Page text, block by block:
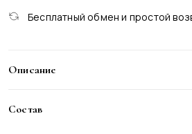
Бесплатный обмен и простой
Описание
твоей силы, загадочности и
крой становится оружием стиля, а
Состав